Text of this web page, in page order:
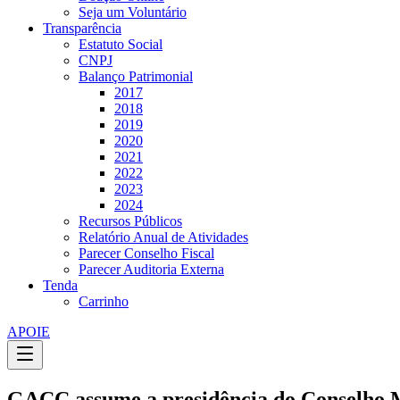
Seja um Voluntário
Transparência
Estatuto Social
CNPJ
Balanço Patrimonial
2017
2018
2019
2020
2021
2022
2023
2024
Recursos Públicos
Relatório Anual de Atividades
Parecer Conselho Fiscal
Parecer Auditoria Externa
Tenda
Carrinho
APOIE